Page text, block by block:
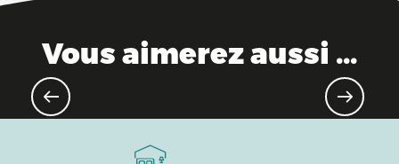
Vous aimerez aussi ...
Die unumgänglichen Orte im